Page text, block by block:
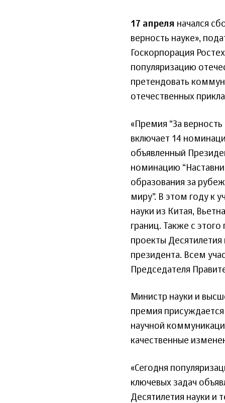
17 апреля начался
верность науке»,
Госкорпорация
популяризацию
претендовать
отечественных
«Премия “За
включает 14
объявленный
номинацию
образования за
миру”. В этом году к
науки из Китая,
границ. Также с
проекты
президента. Всем
Председателя
Министр науки и
премия
научной
качественные
«Сегодня
ключевых задач
Десятилетия науки и